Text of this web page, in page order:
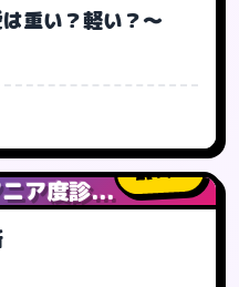
重い？軽い？～
ア度診...
14人